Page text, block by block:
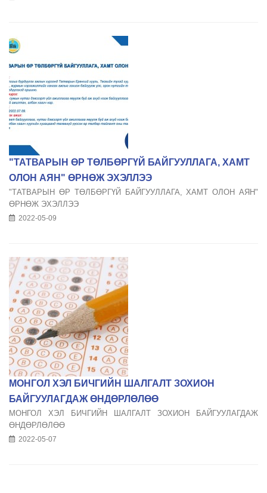
"ТАТВАРЫН ӨР ТӨЛБӨРГҮЙ БАЙГУУЛЛАГА, ХАМТ
ОЛОН АЯН" ӨРНӨЖ ЭХЭЛЛЭЭ
"ТАТВАРЫН ӨР ТӨЛБӨРГҮЙ БАЙГУУЛЛАГА, ХАМТ ОЛОН АЯН"
ӨРНӨЖ ЭХЭЛЛЭЭ
2022-05-09
МОНГОЛ ХЭЛ БИЧГИЙН ШАЛГАЛТ ЗОХИОН
БАЙГУУЛАГДАЖ ӨНДӨРЛӨЛӨӨ
МОНГОЛ ХЭЛ БИЧГИЙН ШАЛГАЛТ ЗОХИОН БАЙГУУЛАГДАЖ
ӨНДӨРЛӨЛӨӨ
2022-05-07